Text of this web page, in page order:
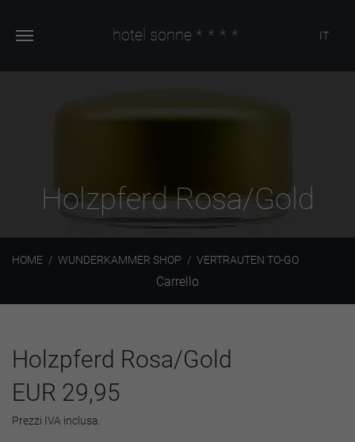
hotel sonne **** IT
Holzpferd Rosa/Gold
HOME WUNDERKAMMER SHOP VERTRAUTEN TO-GO
Carrello
Holzpferd Rosa/Gold
EUR 29,95
Prezzi IVA inclusa.